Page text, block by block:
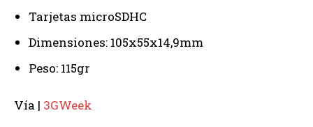
Tarjetas microSDHC
Dimensiones: 105x55x14,9mm
Peso: 115gr
Vía | 3GWeek